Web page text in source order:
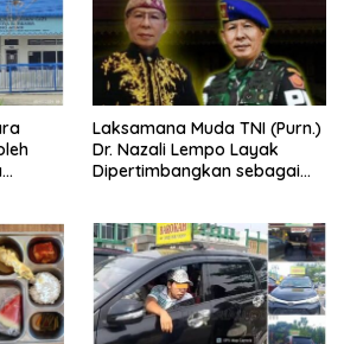
Laksamana Muda TNI (Purn.)
Dr. Nazali Lempo Layak
Dipertimbangkan sebagai
Berkompromi terhadap
Penegakan Hukum